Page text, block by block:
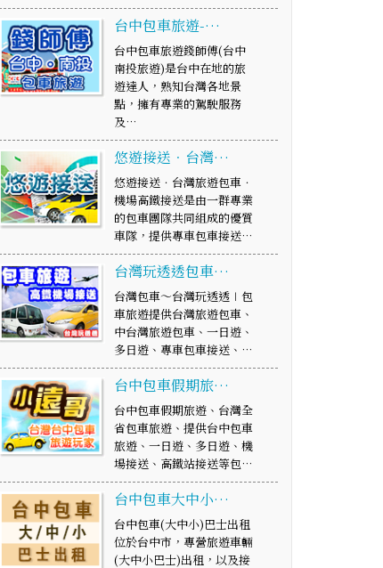
台中包車旅遊-…
台中包車旅遊錢師傅(台中
南投旅遊)是台中在地的旅
遊達人，熟知台灣各地景
點，擁有專業的駕駛服務
及…
悠遊接送．台灣…
悠遊接送．台灣旅遊包車．
機場高鐵接送是由一群專業
的包車團隊共同組成的優質
車隊，提供專車包車接送…
台灣玩透透包車…
台灣包車～台灣玩透透∣包
車旅遊提供台灣旅遊包車、
中台灣旅遊包車、一日遊、
多日遊、專車包車接送、…
台中包車假期旅…
台中包車假期旅遊、台灣全
省包車旅遊、提供台中包車
旅遊、一日遊、多日遊、機
場接送、高鐵站接送等包…
台中包車大中小…
台中包車(大中小)巴士出租
位於台中市，專營旅遊車輛
(大中小巴士)出租，以及接